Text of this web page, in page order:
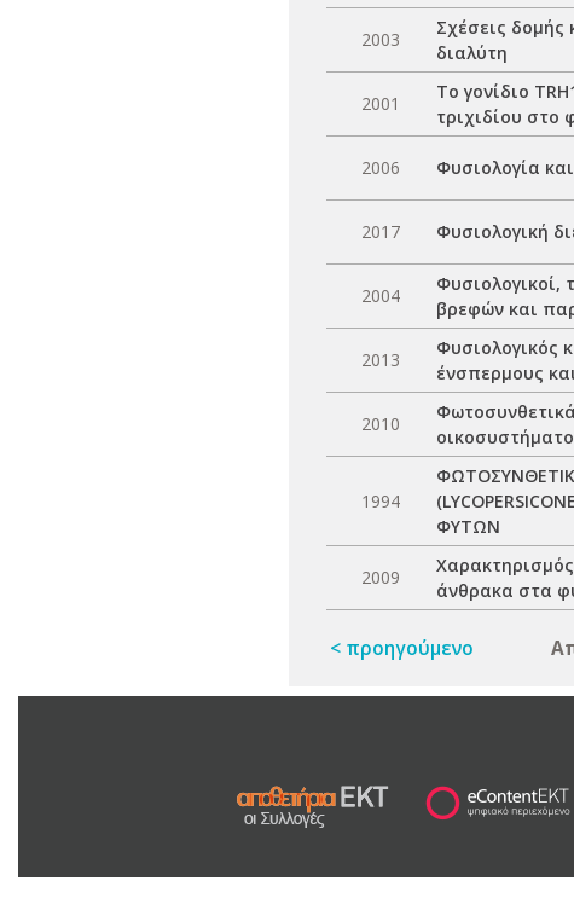
2003
Σχέσεις
διαλύτη
2001
Το γονίδιο
τριχιδίου
2006 Φυσιολογία
2017 Φυσιολογική
2004
βρεφών και
2013
Φυσιολογικός
ένσπερμους
2010
1994
ΦΥΤΩΝ
2009
άνθρακα στα
< προηγούμενο